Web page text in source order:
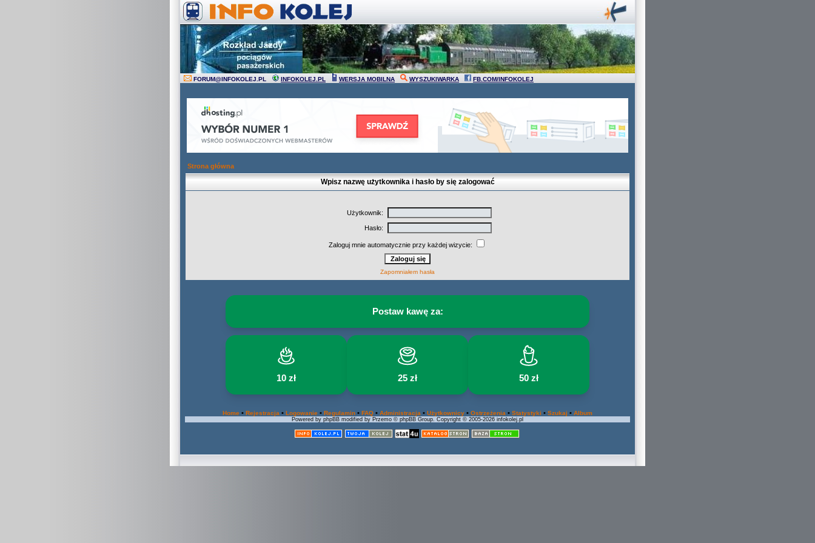
FORUM@INFOKOLEJ.PL INFOKOLEJ.PL WERSJA MOBILNA WYSZUKIWARKA FB.COM/INFOKOLEJ
Strona główna
Wpisz nazwę użytkownika i hasło by się zalogować
Użytkownik:
Hasło:
Zaloguj mnie automatycznie przy każdej wizycie:
Zapomniałem hasła
Postaw kawę za:
10 zł 25 zł 50 zł
Home • Rejestracja • Logowanie • Regulamin • FAQ • Administracja • Użytkownicy • Ostrzeżenia • Statystyki • Szukaj • Album
Powered by phpBB modified by Przemo © phpBB Group. Copyright © 2005-2026 infokolej.pl